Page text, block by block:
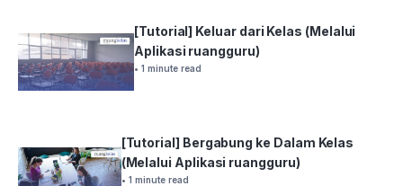
[Tutorial] Keluar dari Kelas (Melalui
Aplikasi ruangguru)
• 1 minute read
[Tutorial] Bergabung ke Dalam Kelas
(Melalui Aplikasi ruangguru)
• 1 minute read